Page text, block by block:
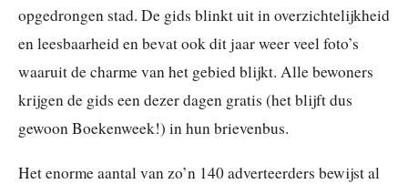
opgedrongen stad. De gids blinkt uit in overzichtelijkheid
en leesbaarheid en bevat ook dit jaar weer veel foto’s
waaruit de charme van het gebied blijkt. Alle bewoners
krijgen de gids een dezer dagen gratis (het blijft dus
gewoon Boekenweek!) in hun brievenbus.
Het enorme aantal van zo’n 140 adverteerders bewijst al